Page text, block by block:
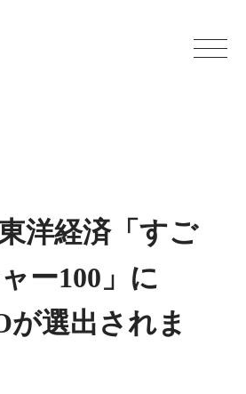
洋経済「すご
ー100」に
選出されま